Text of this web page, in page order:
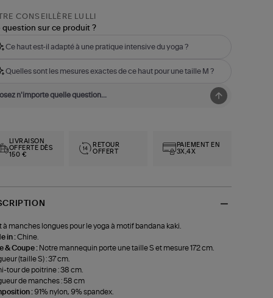
CONSEILLÈRE LULLI
question sur ce produit ?
Ce haut est-il adapté à une pratique intensive du yoga ?
Quelles sont les mesures exactes de ce haut pour une taille M ?
LIVRAISON
OFFERTE DÈS
150 €
RETOUR
OFFERT
PAIEMENT EN
3X,4X
à manches longues pour le yoga à motif bandana kaki.
in :Chine.
& Coupe : Notre mannequin porte une taille S et mesure 172 cm.
(taille S) : 37 cm.
tour de poitrine : 38 cm.
de manches : 58 cm
: 91% nylon, 9% spandex.